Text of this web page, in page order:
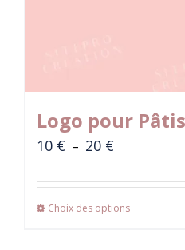
Logo pour
10 € – 20 €
prix :
10 €
Choix des options